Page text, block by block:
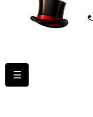
Basculer
la
☰